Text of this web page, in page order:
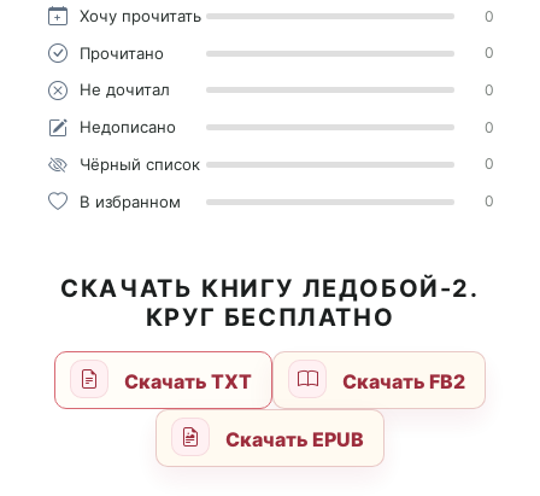
Хочу прочитать 0
Прочитано 0
Не дочитал 0
Недописано 0
Чёрный список 0
В избранном 0
СКАЧАТЬ КНИГУ ЛЕДОБОЙ-2.
КРУГ БЕСПЛАТНО
Скачать TXT Скачать FB2
Скачать EPUB